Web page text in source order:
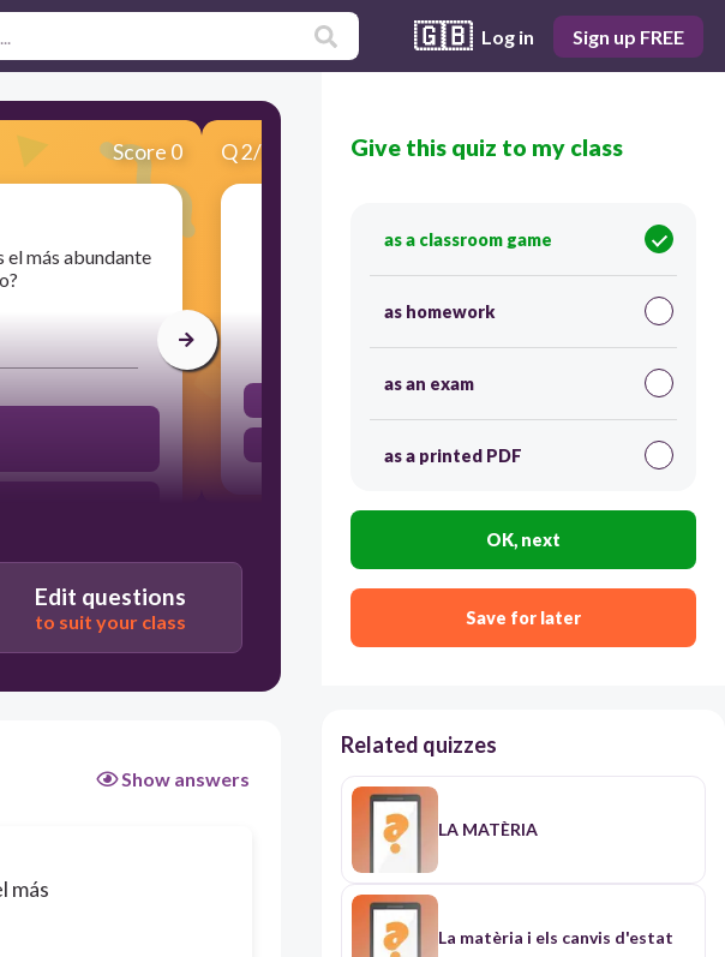
🇬🇧 Log in Sign up FREE
Score 0
el más abundante
Q2/5 Score 0
30
false
Edit questions
to suit your class
Show answers
más
Give this quiz to my class
as a classroom game
as homework
as an exam
as a printed PDF
OK, next
Save for later
Related quizzes
LA MATÈRIA
La matèria i els canvis d'estat